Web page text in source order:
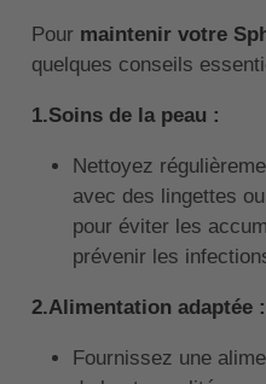
Pour maintenir votre
quelques conseils
1.Soins de la peau :
Nettoyez
avec des lingettes
pour éviter les
prévenir les
2.Alimentation adaptée :
Fournissez une